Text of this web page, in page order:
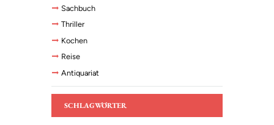
Sachbuch
Thriller
Kochen
Reise
Antiquariat
SCHLAGWÖRTER